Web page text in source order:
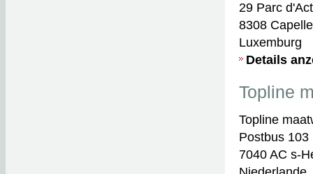
29 Parc
8308
Luxemburg
Details
Topline
Topline
Postbus 103
7040 AC s-